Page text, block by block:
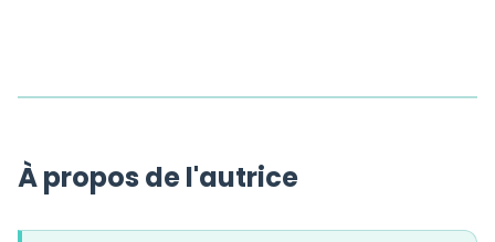
À propos de l'autrice